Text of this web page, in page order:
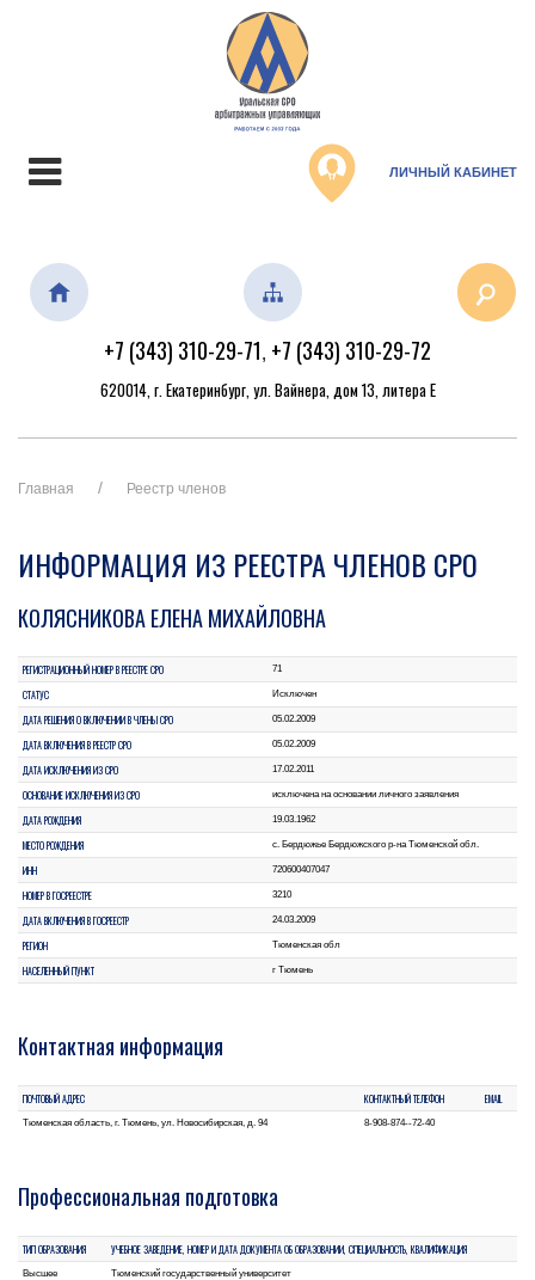
ЛИЧНЫЙ КАБИНЕТ
+7 (343) 310-29-71, +7 (343) 310-29-72
620014, г. Екатеринбург, ул. Вайнера, дом 13, литера Е
Главная Реестр членов
ИНФОРМАЦИЯ ИЗ РЕЕСТРА ЧЛЕНОВ СРО
КОЛЯСНИКОВА ЕЛЕНА МИХАЙЛОВНА
РЕГИСТРАЦИОННЫЙ НОМЕР В РЕЕСТРЕ СРО 71
СТАТУС Исключен
ДАТА РЕШЕНИЯ О ВКЛЮЧЕНИИ В ЧЛЕНЫ СРО 05.02.2009
ДАТА ВКЛЮЧЕНИЯ В РЕЕСТР СРО 05.02.2009
ДАТА ИСКЛЮЧЕНИЯ ИЗ СРО 17.02.2011
ОСНОВАНИЕ ИСКЛЮЧЕНИЯ ИЗ СРО исключена на основании личного заявления
ДАТА РОЖДЕНИЯ 19.03.1962
МЕСТО РОЖДЕНИЯ с. Бердюжье Бердюжского р-на Тюменской обл.
ИНН 720600407047
НОМЕР В ГОСРЕЕСТРЕ 3210
ДАТА ВКЛЮЧЕНИЯ В ГОСРЕЕСТР 24.03.2009
РЕГИОН Тюменская обл
НАСЕЛЕННЫЙ ПУНКТ г Тюмень
Контактная информация
ПОЧТОВЫЙ АДРЕС КОНТАКТНЫЙ ТЕЛЕФОН EMAIL
Тюменская область, г. Тюмень, ул. Новосибирская, д. 94 8-908-874--72-40
Профессиональная подготовка
ТИП ОБРАЗОВАНИЯ УЧЕБНОЕ ЗАВЕДЕНИЕ, НОМЕР И ДАТА ДОКУМЕНТА ОБ ОБРАЗОВАНИИ, СПЕЦИАЛЬНОСТЬ, КВАЛИФИКАЦИЯ
Высшее
Тюменский государственный университет